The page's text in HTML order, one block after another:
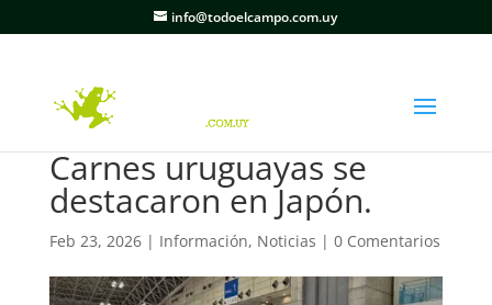
info@todoelcampo.com.uy
Carnes uruguayas se
destacaron en Japón.
Feb 23, 2026| Información, Noticias | 0 Comentarios